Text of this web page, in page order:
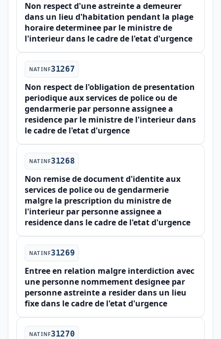
Non respect d'une astreinte a demeurer
dans un lieu d'habitation pendant la plage
horaire determinee par le ministre de
l'interieur dans le cadre de l'etat d'urgence
NATINF31267
Non respect de l'obligation de presentation
periodique aux services de police ou de
gendarmerie par personne assignee a
residence par le ministre de l'interieur dans
le cadre de l'etat d'urgence
NATINF31268
Non remise de document d'identite aux
services de police ou de gendarmerie
malgre la prescription du ministre de
l'interieur par personne assignee a
residence dans le cadre de l'etat d'urgence
NATINF31269
Entree en relation malgre interdiction avec
une personne nommement designee par
personne astreinte a resider dans un lieu
fixe dans le cadre de l'etat d'urgence
NATINF31270